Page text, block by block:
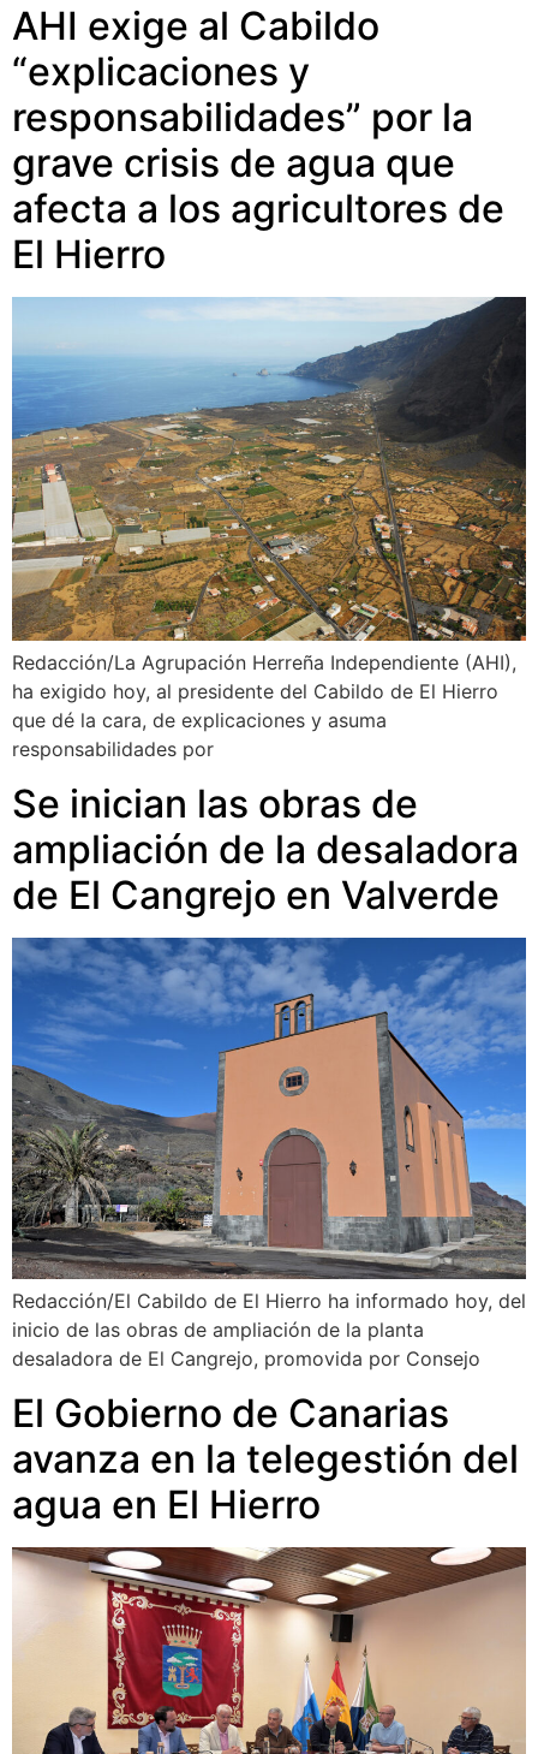
AHI exige al Cabildo
“explicaciones y
responsabilidades” por la
grave crisis de agua que
afecta a los agricultores de
El Hierro
Redacción/La Agrupación Herreña Independiente (AHI),
ha exigido hoy, al presidente del Cabildo de El Hierro
que dé la cara, de explicaciones y asuma
responsabilidades por
Se inician las obras de
ampliación de la desaladora
de El Cangrejo en Valverde
Redacción/El Cabildo de El Hierro ha informado hoy, del
inicio de las obras de ampliación de la planta
desaladora de El Cangrejo, promovida por Consejo
El Gobierno de Canarias
avanza en la telegestión del
agua en El Hierro